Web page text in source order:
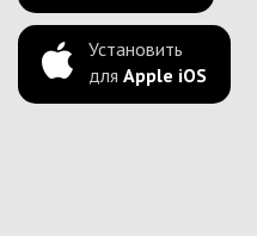
Установить
для Apple iOS